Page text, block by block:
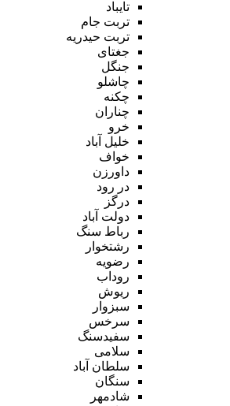
تایباد
تربت جام
تربت حیدریه
جغتای
جنگل
چاشلو
چکنه
چناران
خرو
خلیل آباد
خواف
داورزن
در رود
درگز
دولت آباد
رباط سنگ
رشتخوار
رضویه
روداب
ریوش
سبزوار
سرخس
سفیدسنگ
سلامی
سلطان آباد
سنگان
شادمهر